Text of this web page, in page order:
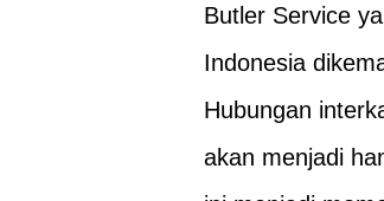
Butler Service
Indonesia
Hubungan
akan menjadi